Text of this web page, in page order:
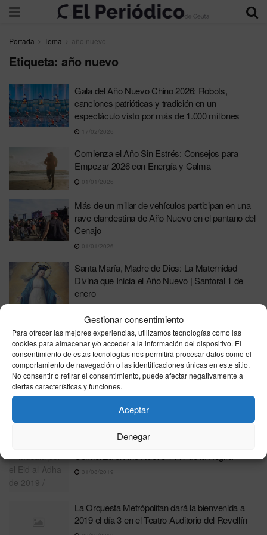
Gestionar consentimiento
Para ofrecer las mejores experiencias, utilizamos tecnologías como las
cookies para almacenar y/o acceder a la información del dispositivo. El
consentimiento de estas tecnologías nos permitirá procesar datos como el
comportamiento de navegación o las identificaciones únicas en este sitio.
No consentir o retirar el consentimiento, puede afectar negativamente a
ciertas características y funciones.
Aceptar
Denegar
Portada Tema año nuevo
Etiqueta: año nuevo
Gala del Año Nuevo Chino 2026: Robots,
canciones patrióticas y tradición en un
espectáculo visto por más de 1.000 millones
17/02/2026
Comienza el Año Sin Estrés: Consejos para
Empezar 2026 con Energía y Calma
01/01/2026
Más de un millar de vehículos participan en una
rave clandestina de Año Nuevo en el pantano del
Cenajo
01/01/2026
Santa María, Madre de Dios: La Maternidad
Divina que Inicia el Año Nuevo | Santoral 1 de
enero
Maduro recurre a la música y al espectáculo
para minimizar la presión militar de Estados
Unidos
31/12/2025
El Museo del Prado da la bienvenida a 2025 con
una emotiva versión de «España, camisa
31/08/2019
La Orquesta Metrópolitan dará la bienvenida a
2019 el día 3 en el Teatro Auditorio del Revellín